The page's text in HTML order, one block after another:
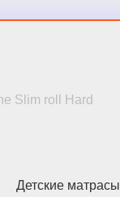
Slim roll Hard
Детские матрасы